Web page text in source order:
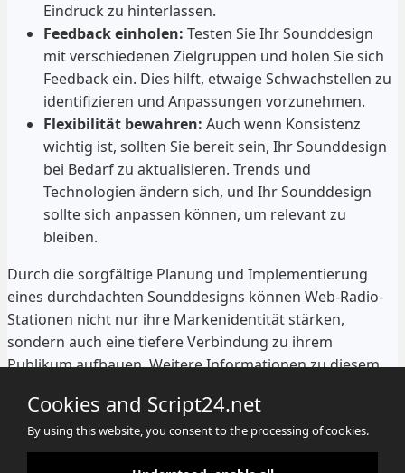
Eindruck zu hinterlassen.
Feedback einholen: Testen Sie Ihr Sounddesign
mit verschiedenen Zielgruppen und holen Sie sich
Feedback ein. Dies hilft, etwaige Schwachstellen zu
identifizieren und Anpassungen vorzunehmen.
Flexibilität bewahren: Auch wenn Konsistenz
wichtig ist, sollten Sie bereit sein, Ihr Sounddesign
bei Bedarf zu aktualisieren. Trends und
Technologien ändern sich, und Ihr Sounddesign
sollte sich anpassen können, um relevant zu
bleiben.
Durch die sorgfältige Planung und Implementierung
eines durchdachten Sounddesigns können Web-Radio-
Stationen nicht nur ihre Markenidentität stärken,
sondern auch eine tiefere Verbindung zu ihrem
Publikum aufbauen. Weitere Informationen zu diesem
sich auf Corporate Sound spezialisiert hat.
Cookies and Script24.net
By using this website, you consent to the processing of cookies.